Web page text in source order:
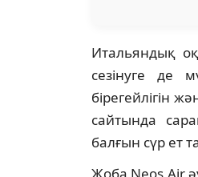
Итальяндық
сезінуге де
бірегейлігін
сайтында
балғын сүр ет